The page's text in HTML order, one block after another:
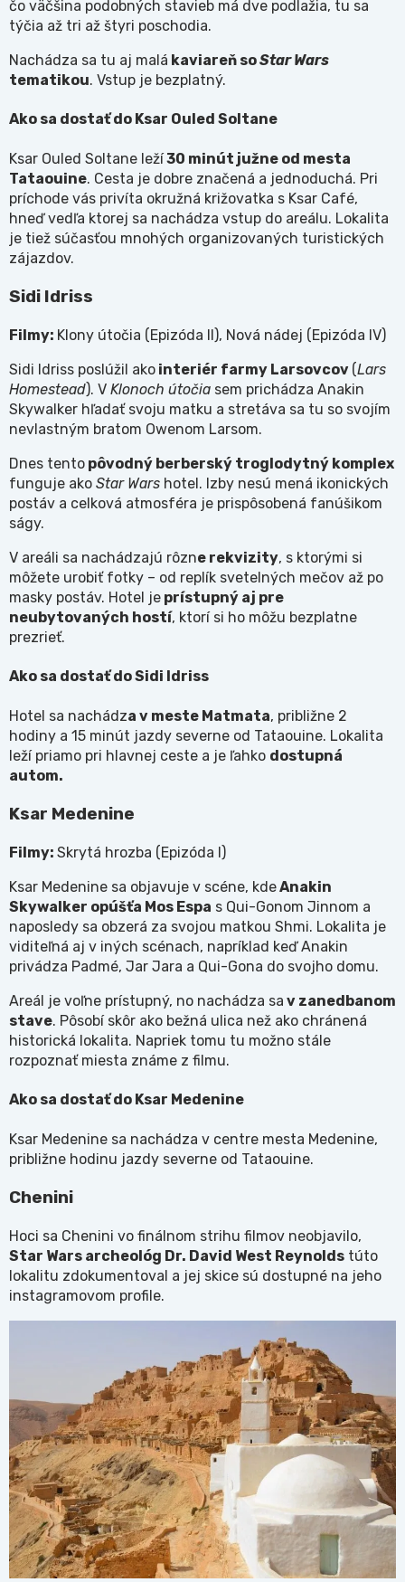
čo väčšina podobných stavieb má dve podlažia, tu sa
týčia až tri až štyri poschodia.
Nachádza sa tu aj malá kaviareň soStar Wars
tematikou. Vstup je bezplatný.
Ako sa dostať do Ksar Ouled Soltane
Ksar Ouled Soltane leží30 minút južne od mesta
Tataouine. Cesta je dobre značená a jednoduchá. Pri
príchode vás privíta okružná križovatka s Ksar Café,
hneď vedľa ktorej sa nachádza vstup do areálu. Lokalita
je tiež súčasťou mnohých organizovaných turistických
zájazdov.
Sidi Idriss
Filmy: Klony útočia (Epizóda II), Nová nádej (Epizóda IV)
Sidi Idriss poslúžil ako interiér farmy Larsovcov (Lars
Homestead). V Klonoch útočia sem prichádza Anakin
Skywalker hľadať svoju matku a stretáva sa tu so svojím
nevlastným bratom Owenom Larsom.
Dnes tento pôvodný berberský troglodytný komplex
funguje ako Star Wars hotel. Izby nesú mená ikonických
postáv a celková atmosféra je prispôsobená fanúšikom
ságy.
V areáli sa nachádzajú rôzne rekvizity, s ktorými si
môžete urobiť fotky – od replík svetelných mečov až po
masky postáv. Hotel je prístupný aj pre
neubytovaných hostí, ktorí si ho môžu bezplatne
prezrieť.
Ako sa dostať do Sidi Idriss
Hotel sa nachádza v meste Matmata, približne 2
hodiny a 15 minút jazdy severne od Tataouine. Lokalita
leží priamo pri hlavnej ceste a je ľahko dostupná
autom.
Ksar Medenine
Filmy: Skrytá hrozba (Epizóda I)
Ksar Medenine sa objavuje v scéne, kdeAnakin
Skywalker opúšťa Mos Espa s Qui-Gonom Jinnom a
naposledy sa obzerá za svojou matkou Shmi. Lokalita je
viditeľná aj v iných scénach, napríklad keď Anakin
privádza Padmé, Jar Jara a Qui-Gona do svojho domu.
Areál je voľne prístupný, no nachádza sa v zanedbanom
stave. Pôsobí skôr ako bežná ulica než ako chránená
historická lokalita. Napriek tomu tu možno stále
rozpoznať miesta známe z filmu.
Ako sa dostať do Ksar Medenine
Ksar Medenine sa nachádza v centre mesta Medenine,
približne hodinu jazdy severne od Tataouine.
Chenini
Hoci sa Chenini vo finálnom strihu filmov neobjavilo,
Star Wars archeológ Dr. David West Reynolds túto
lokalitu zdokumentoval a jej skice sú dostupné na jeho
instagramovom profile.